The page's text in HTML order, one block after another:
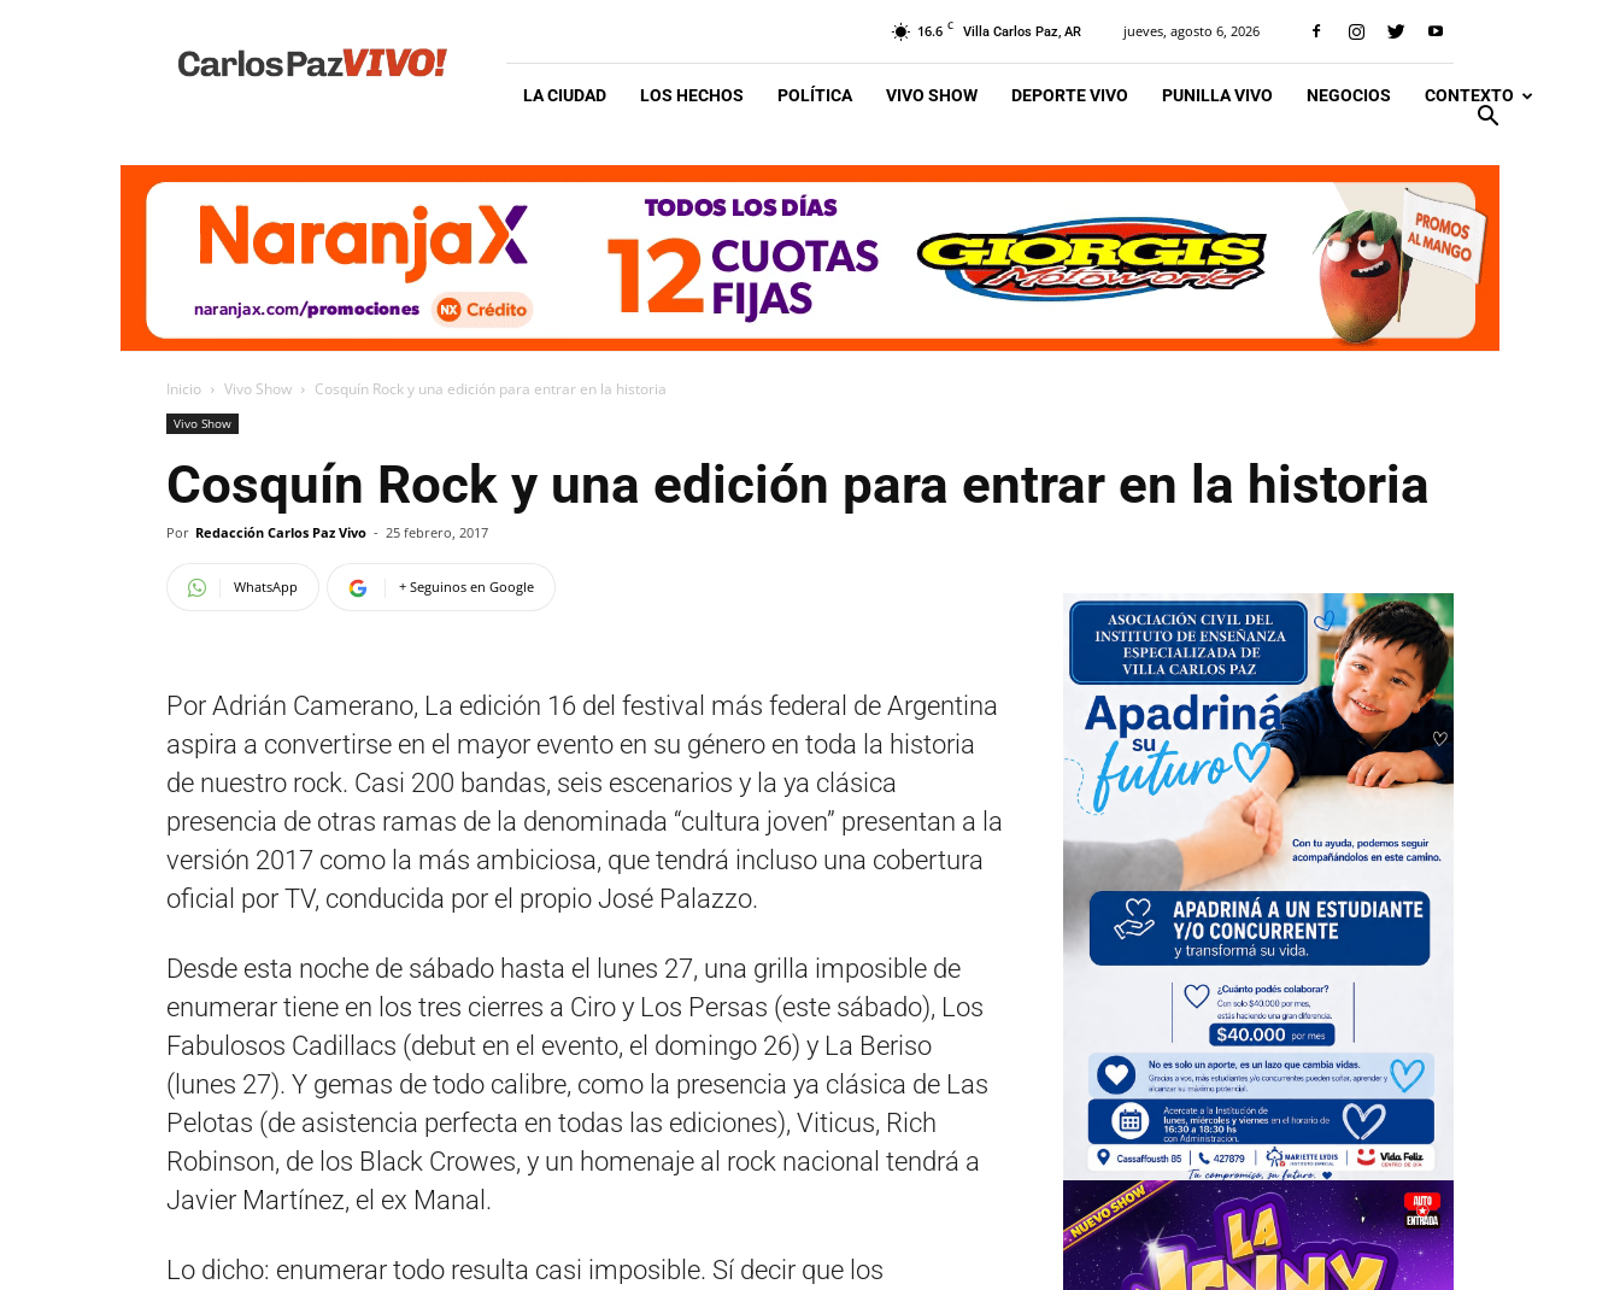
Vivo
16.6 C Villa Carlos Paz, AR jueves, agosto 6, 2026
LA CIUDAD LOS HECHOS POLÍTICA VIVO SHOW DEPORTE VIVO PUNILLA VIVO NEGOCIOS CONTEXTO
Inicio Vivo Show Cosquín Rock y una edición para entrar en la historia
Vivo Show
Cosquín Rock y una edición para entrar en la historia
Por Redacción Carlos Paz Vivo - 25 febrero, 2017
WhatsApp + Seguinos en Google
Por Adrián Camerano, La edición 16 del festival más federal de Argentina
aspira a convertirse en el mayor evento en su género en toda la historia
de nuestro rock. Casi 200 bandas, seis escenarios y la ya clásica
presencia de otras ramas de la denominada “cultura joven” presentan a la
versión 2017 como la más ambiciosa, que tendrá incluso una cobertura
oficial por TV, conducida por el propio José Palazzo.
Desde esta noche de sábado hasta el lunes 27, una grilla imposible de
enumerar tiene en los tres cierres a Ciro y Los Persas (este sábado), Los
Fabulosos Cadillacs (debut en el evento, el domingo 26) y La Beriso
(lunes 27). Y gemas de todo calibre, como la presencia ya clásica de Las
Pelotas (de asistencia perfecta en todas las ediciones), Viticus, Rich
Robinson, de los Black Crowes, y un homenaje al rock nacional tendrá a
Javier Martínez, el ex Manal.
Lo dicho: enumerar todo resulta casi imposible. Sí decir que los